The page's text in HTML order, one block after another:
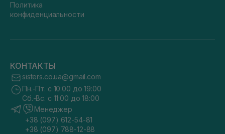
Политика
конфиденциальности
КОНТАКТЫ
sisters.co.ua@gmail.com
Пн.-Пт. с 10:00 до 19:00
Сб.-Вс. с 11:00 до 18:00
Менеджер
+38 (097) 612-54-81
+38 (097) 788-12-88